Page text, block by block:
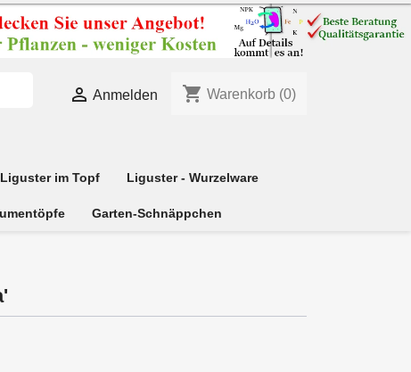
 Anmelden shopping_cart Warenkorb (0)
Liguster im Topf Liguster - Wurzelware
Garten-Schnäppchen